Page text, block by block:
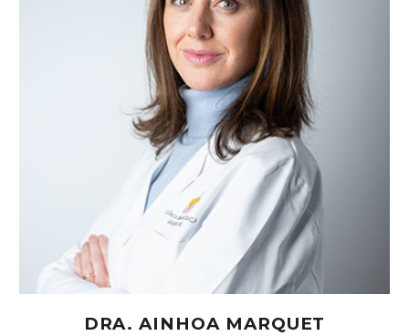
DRA. AINHOA MARQUET